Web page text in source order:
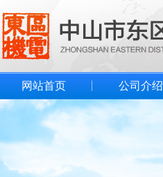
网站首页 公司介绍